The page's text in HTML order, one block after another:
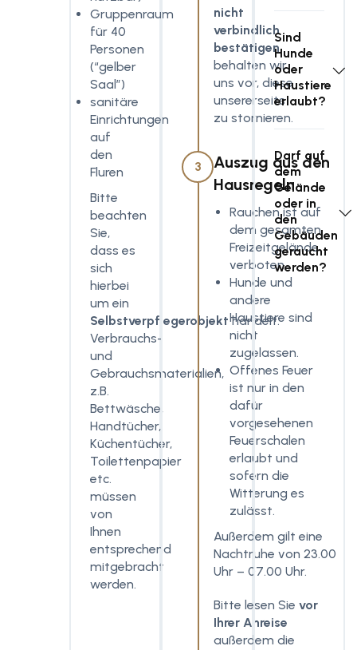
Gruppenraum
für 40
Personen
(“gelber
Saal”)
sanitäre
Einrichtungen
auf
den
Fluren
Bitte
beachten
Sie,
dass es
sich
hierbei
um ein
Selbstverpflegerobjekthandelt.
Verbrauchs-
und
Gebrauchsmaterialien,
z.B.
Bettwäsche,
Handtücher,
Küchentücher,
Toilettenpapier
etc.
müssen
von
Ihnen
entsprechend
mitgebracht
werden.
nicht
verbindlich
bestätigen,
behalten wir
uns vor, diese
unsererseits
zu stornieren.
3
Auszug aus den
Hausregeln
Rauchen ist auf
dem gesamten
Freizeitgelände
verboten.
Hunde und
andere
Haustiere sind
nicht
zugelassen.
Offenes Feuer
ist nur in den
dafür
vorgesehenen
Feuerschalen
erlaubt und
sofern die
Witterung es
zulässt.
Außerdem gilt eine
Nachtruhe von 23.00
Uhr – 07.00 Uhr.
Bitte lesen Sievor
Ihrer Anreise
außerdem die
Sind
Hunde
oder
Haustiere
erlaubt?
Darf auf
dem
Gelände
oder in
den
Gebäuden
geraucht
werden?